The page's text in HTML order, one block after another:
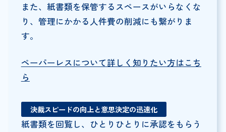
また、紙書類を保管するスペースがいらなくな
り、管理にかかる人件費の削減にも繋がりま
す。
ペーパーレスについて詳しく知りたい方はこち
ら
決裁スピードの向上と意思決定の迅速化
紙書類を回覧し、ひとりひとりに承認をもらう